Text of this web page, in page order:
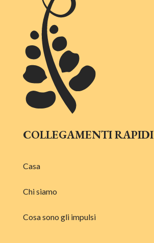
COLLEGAMENTI RAPIDI
Casa
Chi siamo
Cosa sono gli impulsi